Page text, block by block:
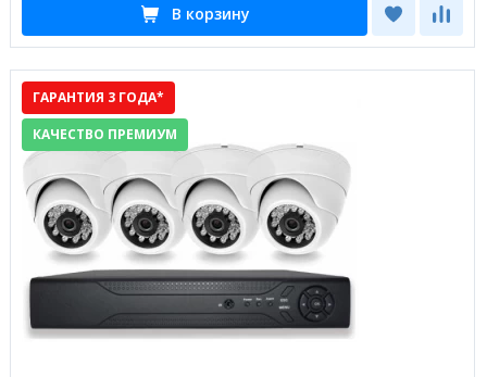
В корзину
ГАРАНТИЯ 3 ГОДА*
КАЧЕСТВО ПРЕМИУМ